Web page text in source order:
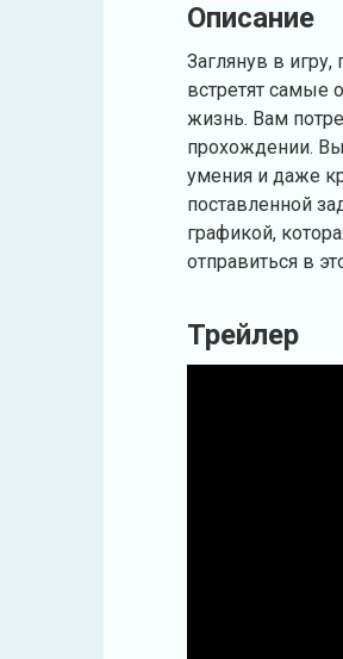
Описание
Заглянув в
встретят самые
жизнь. Вам
прохождении.
умения и даже
поставленной
графикой,
отправиться в
Трейлер